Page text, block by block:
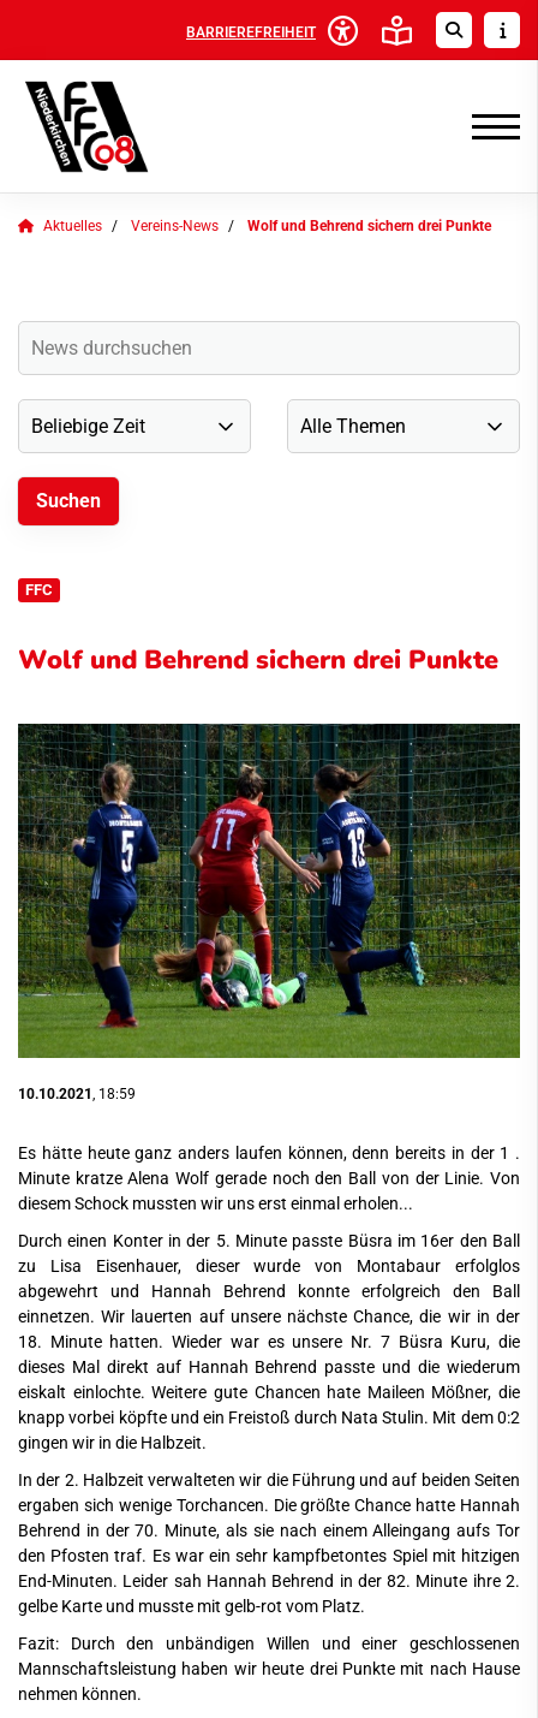
BARRIEREFREIHEIT
Aktuelles Vereins-News Wolf und Behrend sichern drei Punkte
FFC
Wolf und Behrend sichern drei Punkte
10.10.2021 , 18:59
Es hätte heute ganz anders laufen können, denn bereits in der 1 .
Minute kratze Alena Wolf gerade noch den Ball von der Linie. Von
diesem Schock mussten wir uns erst einmal erholen...
Durch einen Konter in der 5. Minute passte Büsra im 16er den Ball
zu Lisa Eisenhauer, dieser wurde von Montabaur erfolglos
abgewehrt und Hannah Behrend konnte erfolgreich den Ball
einnetzen. Wir lauerten auf unsere nächste Chance, die wir in der
18. Minute hatten. Wieder war es unsere Nr. 7 Büsra Kuru, die
dieses Mal direkt auf Hannah Behrend passte und die wiederum
eiskalt einlochte. Weitere gute Chancen hate Maileen Mößner, die
knapp vorbei köpfte und ein Freistoß durch Nata Stulin. Mit dem 0:2
gingen wir in die Halbzeit.
In der 2. Halbzeit verwalteten wir die Führung und auf beiden Seiten
ergaben sich wenige Torchancen. Die größte Chance hatte Hannah
Behrend in der 70. Minute, als sie nach einem Alleingang aufs Tor
den Pfosten traf. Es war ein sehr kampfbetontes Spiel mit hitzigen
End-Minuten. Leider sah Hannah Behrend in der 82. Minute ihre 2.
gelbe Karte und musste mit gelb-rot vom Platz.
Fazit: Durch den unbändigen Willen und einer geschlossenen
Mannschaftsleistung haben wir heute drei Punkte mit nach Hause
nehmen können.